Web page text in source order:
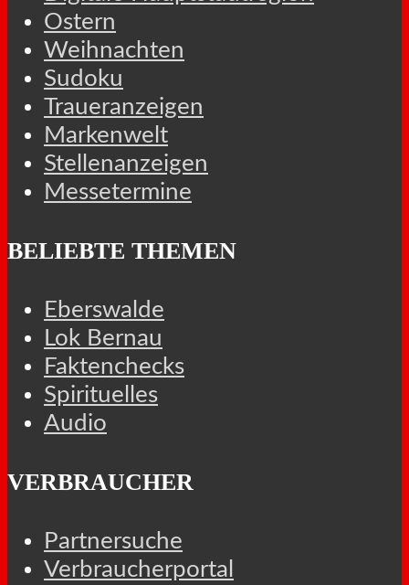
Ostern
Weihnachten
Sudoku
Traueranzeigen
Markenwelt
Stellenanzeigen
Messetermine
BELIEBTE THEMEN
Eberswalde
Lok Bernau
Faktenchecks
Spirituelles
Audio
VERBRAUCHER
Partnersuche
Verbraucherportal